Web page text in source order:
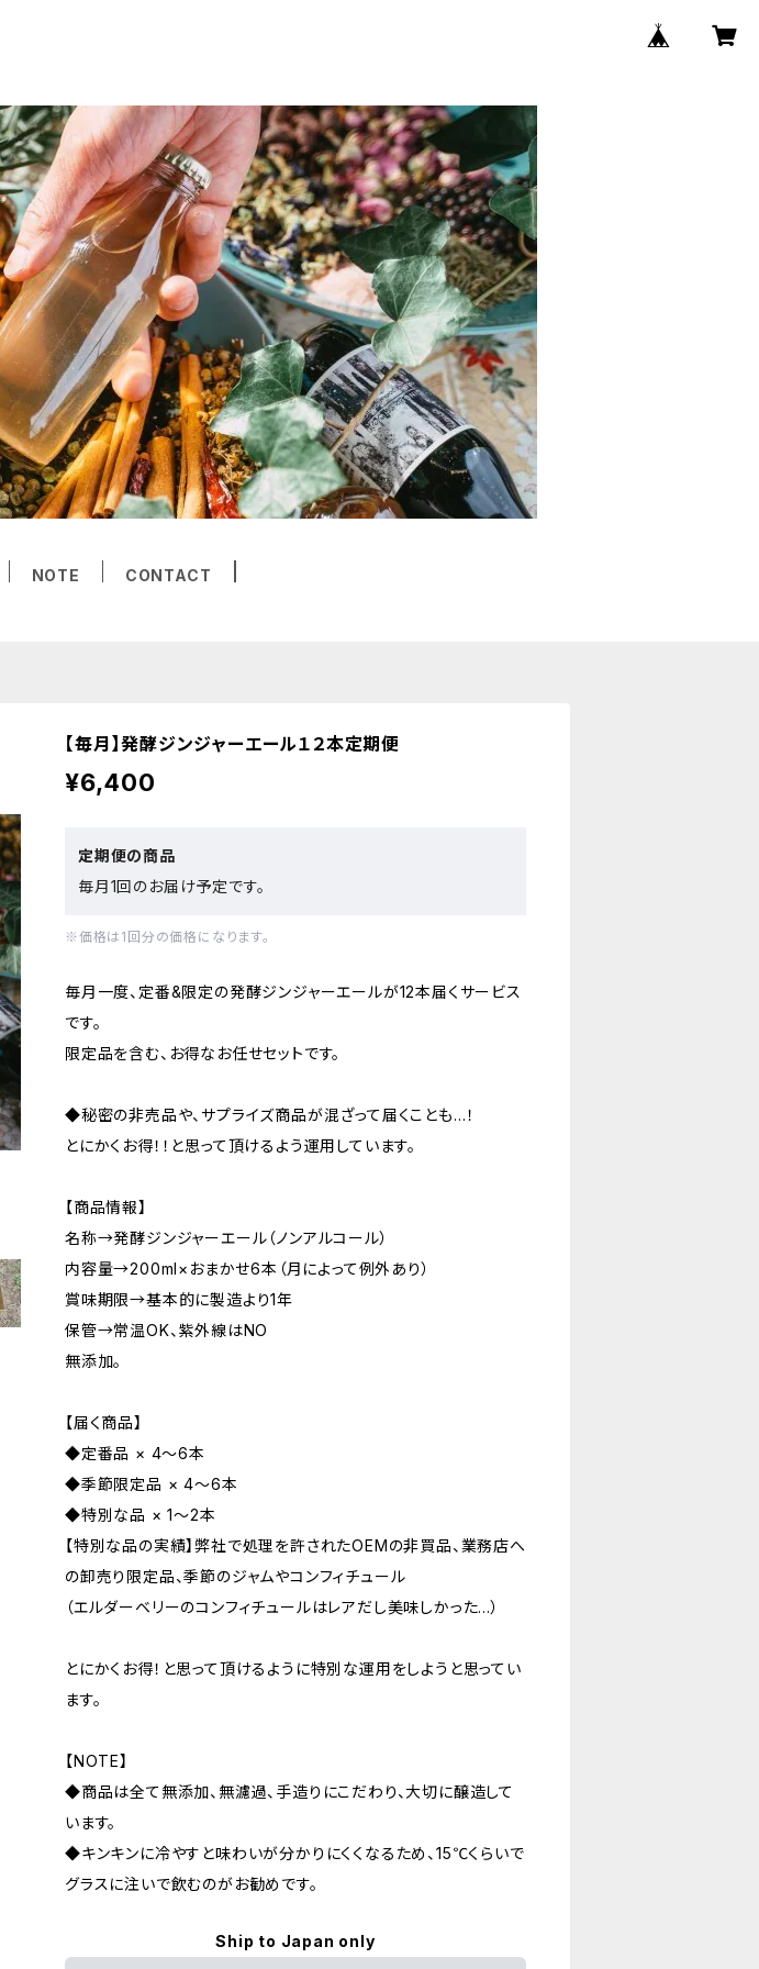
NOTE CONTACT
【毎月】発酵ジンジャーエール１２本定期便
¥6,400
定期便の商品
毎月1回のお届け予定です。
※価格は1回分の価格になります。
毎月一度、定番&限定の発酵ジンジャーエールが12本届くサービス
です。
限定品を含む、お得なお任せセットです。
◆秘密の非売品や、サプライズ商品が混ざって届くことも…！
とにかくお得！！と思って頂けるよう運用しています。
【商品情報】
名称→発酵ジンジャーエール（ノンアルコール）
内容量→200ml×おまかせ6本（月によって例外あり）
賞味期限→基本的に製造より1年
保管→常温OK、紫外線はNO
無添加。
【届く商品】
◆定番品 × 4～6本
◆季節限定品 × 4～6本
◆特別な品 × 1～2本
【特別な品の実績】弊社で処理を許されたOEMの非買品、業務店へ
の卸売り限定品、季節のジャムやコンフィチュール
（エルダーベリーのコンフィチュールはレアだし美味しかった…）
とにかくお得！と思って頂けるように特別な運用をしようと思ってい
ます。
【NOTE】
◆商品は全て無添加、無濾過、手造りにこだわり、大切に醸造して
います。
◆キンキンに冷やすと味わいが分かりにくくなるため、15℃くらいで
グラスに注いで飲むのがお勧めです。
Ship to Japan only